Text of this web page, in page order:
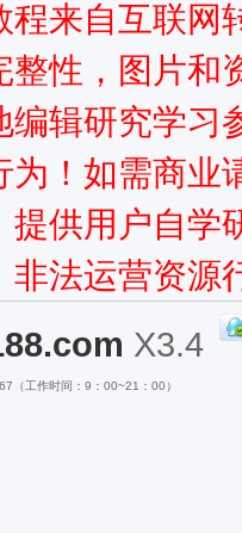
程来自互联网
整性，图片和
编辑研究学习
为！如需商业
提供用户自学
非法运营资源
X3.4
（工作时间：9：00~21：00）